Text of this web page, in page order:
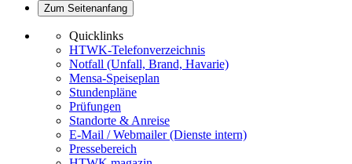
Zum Seitenanfang
Quicklinks
HTWK-Telefonverzeichnis
Notfall (Unfall, Brand, Havarie)
Mensa-Speiseplan
Stundenpläne
Prüfungen
Standorte & Anreise
E-Mail / Webmailer (Dienste intern)
Pressebereich